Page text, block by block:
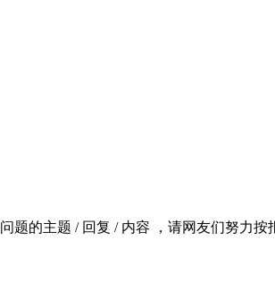
题的主题 / 回复 / 内容 ，请网友们努力按